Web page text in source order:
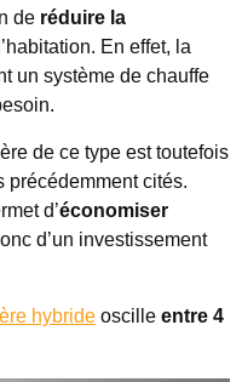
de réduire la
En effet, la
un système de chauffe
de ce type est toutefois
précédemment cités.
d’économiser
d’un investissement
hybride oscille entre 4